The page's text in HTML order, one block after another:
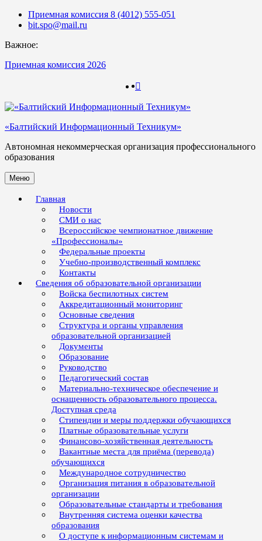
Skip
Приемная комиссия 8 (4012) 555-051
bit.spo@mail.ru
Важное:
Приемная комиссия 2026
«Балтийский Информационный Техникум»
Автономная некоммерческая организация профессионального
образования
Меню
Главная
Новости
СМИ о нас
Всероссийское чемпионатное движение
«Профессионалы»
Федеральные проекты
Учебно-производственный комплекс
Контакты
Сведения об образовательной организации
Войска беспилотных систем
Аккредитационный мониторинг
Основные сведения
Структура и органы управления
образовательной организацией
Документы
Образование
Руководство
Педагогический состав
Материально-техническое обеспечение и
оснащенность образовательного процесса.
Доступная среда
Стипендии и меры поддержки обучающихся
Платные образовательные услуги
Финансово-хозяйственная деятельность
Вакантные места для приёма (перевода)
обучающихся
Международное сотрудничество
Организация питания в образовательной
организации
Образовательные стандарты и требования
Внутренняя система оценки качества
образования
О доступе к информационным системам и